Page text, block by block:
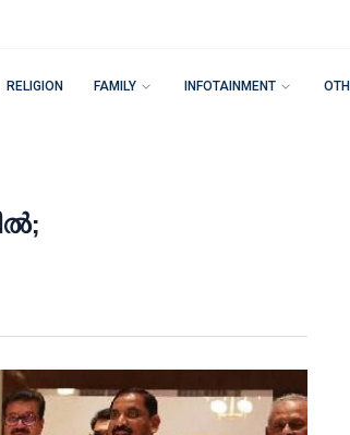
RELIGION FAMILY INFOTAINMENT